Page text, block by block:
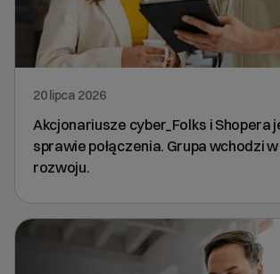
20 lipca 2026
Akcjonariusze cyber_Folks i Shopera
sprawie połączenia. Grupa wchodzi
rozwoju.